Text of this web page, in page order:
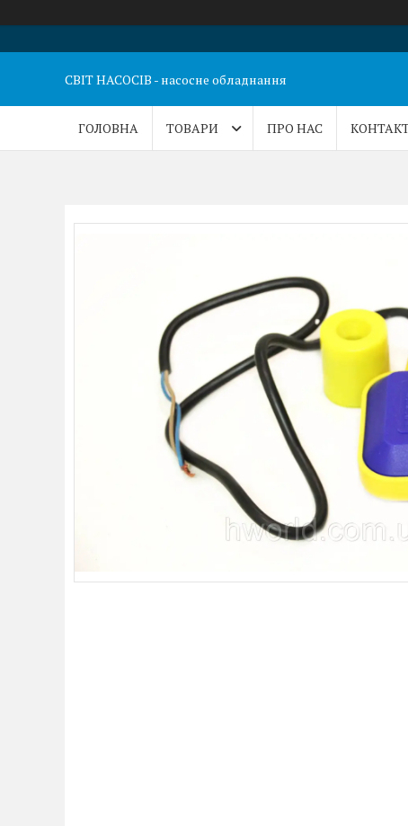
СВІТ НАСОСІВ - насосне обладнання
ГОЛОВНА ТОВАРИ ПРО НАС